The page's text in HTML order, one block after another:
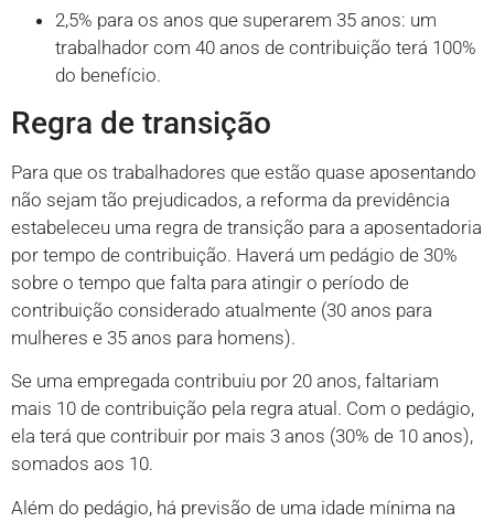
2,5% para os anos que superarem 35 anos: um
trabalhador com 40 anos de contribuição terá 100%
do benefício.
Regra de transição
Para que os trabalhadores que estão quase aposentando
não sejam tão prejudicados, a reforma da previdência
estabeleceu uma regra de transição para a aposentadoria
por tempo de contribuição. Haverá um pedágio de 30%
sobre o tempo que falta para atingir o período de
contribuição considerado atualmente (30 anos para
mulheres e 35 anos para homens).
Se uma empregada contribuiu por 20 anos, faltariam
mais 10 de contribuição pela regra atual. Com o pedágio,
ela terá que contribuir por mais 3 anos (30% de 10 anos),
somados aos 10.
Além do pedágio, há previsão de uma idade mínima na